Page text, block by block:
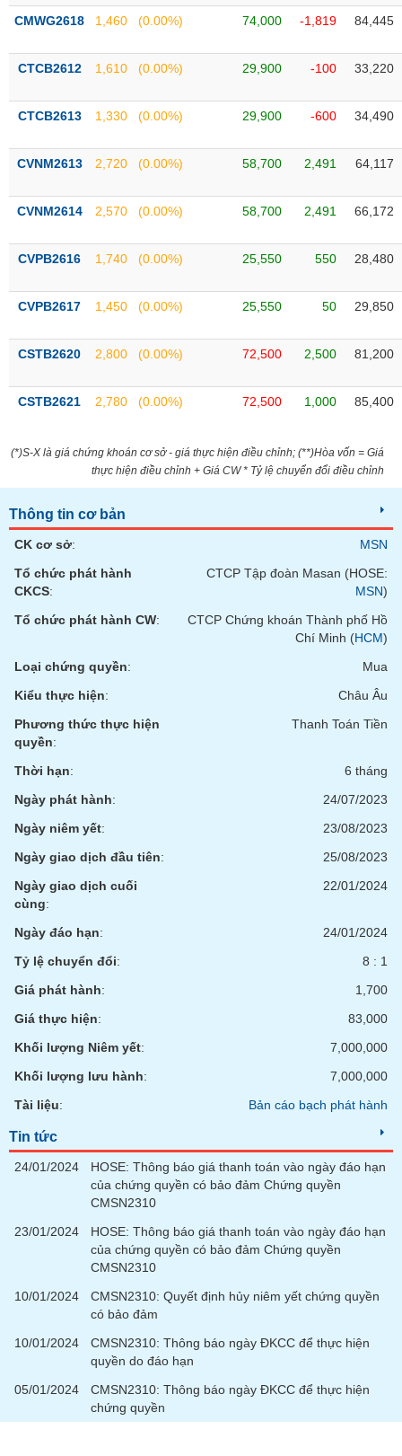
CMWG2618 1,460 (0.00%) 74,000 -1,819 84,445
CTCB2612 1,610 (0.00%) 29,900 -100 33,220
CTCB2613 1,330 (0.00%) 29,900 -600 34,490
CVNM2613 2,720 (0.00%) 58,700 2,491 64,117
CVNM2614 2,570 (0.00%) 58,700 2,491 66,172
CVPB2616 1,740 (0.00%) 25,550 550 28,480
CVPB2617 1,450 (0.00%) 25,550 50 29,850
CSTB2620 2,800 (0.00%) 72,500 2,500 81,200
CSTB2621 2,780 (0.00%) 72,500 1,000 85,400
(*)S-X là giá chứng khoán cơ sở - giá thực hiện điều chỉnh; (**)Hòa vốn = Giá
thực hiện điều chỉnh + Giá CW * Tỷ lệ chuyển đổi điều chỉnh
Thông tin cơ bản
CK cơ sở:
MSN
Tổ chức phát hành
CKCS:
CTCP Tập đoàn Masan (HOSE:
MSN)
Tổ chức phát hành CW:
CTCP Chứng khoán Thành phố Hồ
Chí Minh (HCM)
Loại chứng quyền:
Mua
Kiểu thực hiện:
Châu Âu
Phương thức thực hiện
quyền:
Thanh Toán Tiền
Thời hạn:
6 tháng
Ngày phát hành:
24/07/2023
Ngày niêm yết:
23/08/2023
Ngày giao dịch đầu tiên:
25/08/2023
Ngày giao dịch cuối
cùng:
22/01/2024
Ngày đáo hạn:
24/01/2024
Tỷ lệ chuyển đổi:
8 : 1
Giá phát hành:
1,700
Giá thực hiện:
83,000
Khối lượng Niêm yết:
7,000,000
Khối lượng lưu hành:
7,000,000
Tài liệu: Bản cáo bạch phát hành
Tin tức
24/01/2024
HOSE: Thông báo giá thanh toán vào ngày đáo hạn
của chứng quyền có bảo đảm Chứng quyền
CMSN2310
23/01/2024
HOSE: Thông báo giá thanh toán vào ngày đáo hạn
của chứng quyền có bảo đảm Chứng quyền
CMSN2310
10/01/2024
CMSN2310: Quyết định hủy niêm yết chứng quyền
có bảo đảm
10/01/2024
CMSN2310: Thông báo ngày ĐKCC để thực hiện
quyền do đáo hạn
05/01/2024
CMSN2310: Thông báo ngày ĐKCC để thực hiện
chứng quyền
TIN
VỤ
THÔNG
TIỆN
ÍCH
BẤT
ĐỘNG
SẢN
Mã
chứng
(-)
Lãnh
đạo
(-)
Tất cả Cổ đông lớn
tức
Bài
của
giả
cáo
tích
Thuật
ngữ
(-)
Dịch
tạo
Sách